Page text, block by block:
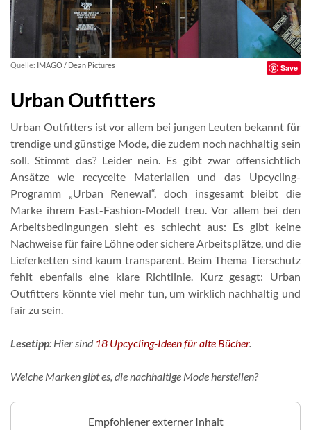
Quelle: IMAGO / Dean Pictures Save
Urban Outfitters
Urban Outfitters ist vor allem bei jungen Leuten bekannt für
trendige und günstige Mode, die zudem noch nachhaltig sein
soll. Stimmt das? Leider nein. Es gibt zwar offensichtlich
Ansätze wie recycelte Materialien und das Upcycling-
Programm „Urban Renewal“, doch insgesamt bleibt die
Marke ihrem Fast-Fashion-Modell treu. Vor allem bei den
Arbeitsbedingungen sieht es schlecht aus: Es gibt keine
Nachweise für faire Löhne oder sichere Arbeitsplätze, und die
Lieferketten sind kaum transparent. Beim Thema Tierschutz
fehlt ebenfalls eine klare Richtlinie. Kurz gesagt: Urban
Outfitters könnte viel mehr tun, um wirklich nachhaltig und
fair zu sein.
Lesetipp: Hier sind 18 Upcycling-Ideen für alte Bücher.
Welche Marken gibt es, die nachhaltige Mode herstellen?
Empfohlener externer Inhalt